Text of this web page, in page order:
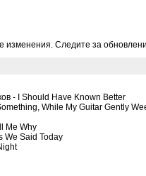
изменения. Следите за
- I Should Have Known Better
While My Guitar Gently
Me Why
We Said Today